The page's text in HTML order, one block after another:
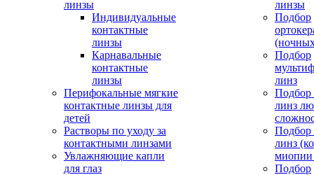
линзы
Индивидуальные
контактные
линзы
Карнавальные
контактные
линзы
Перифокальные мягкие
контактные линзы для
детей
Растворы по уходу за
контактными линзами
Увлажняющие капли
для глаз
линзы
Подбор
Подбор
линз
Подбор
линз
Подбор
линз
миопии
Подбор